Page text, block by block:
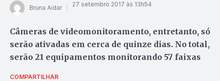
Bruna Aidar 27 setembro 2017 às 13h54
Câmeras de videomonitoramento, entretanto, só
serão ativadas em cerca de quinze dias. No total,
serão 21 equipamentos monitorando 57 faixas
COMPARTILHAR